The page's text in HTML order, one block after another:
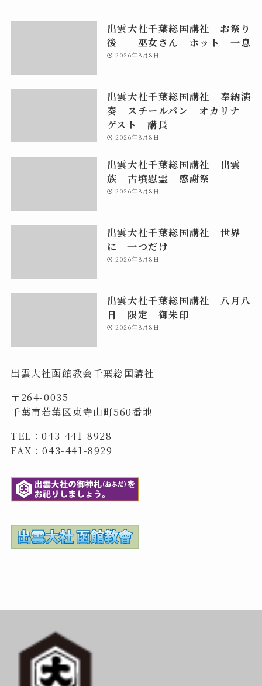
出雲大社千葉総国講社 お祭り
後 巫女さん ホット 一息
2026年8月8日
出雲大社千葉総国講社 奉納演
奏 スチールパン オカリナ
ゲスト 講長
2026年8月8日
出雲大社千葉総国講社 出雲
族 古墳慰霊 感謝祭
2026年8月8日
出雲大社千葉総国講社 世界
に 一つだけ
2026年8月8日
出雲大社千葉総国講社 八月八
日 限定 御朱印
2026年8月8日
出雲大社函館教会千葉総国講社
〒264-0035
千葉市若葉区東寺山町560番地
TEL：043-441-8928
FAX：043-441-8929